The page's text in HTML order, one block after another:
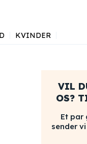
KVINDER
VIL
OS?
Et par
sender